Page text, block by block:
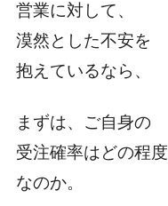
営業に対して、
漠然とした不安を
抱えているなら、
まずは、ご自身の
受注確率はどの程度
なのか。